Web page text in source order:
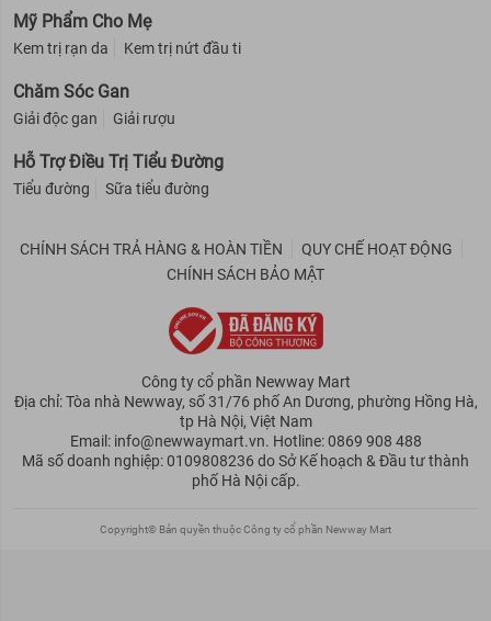
Mỹ Phẩm Cho Mẹ
Kem trị rạn da Kem trị nứt đầu ti
Chăm Sóc Gan
Giải độc gan Giải rượu
Hỗ Trợ Điều Trị Tiểu Đường
Tiểu đường Sữa tiểu đường
CHÍNH SÁCH TRẢ HÀNG & HOÀN TIỀN
QUY CHẾ HOẠT ĐỘNG
CHÍNH SÁCH BẢO MẬT
Công ty cổ phần Newway Mart
Địa chỉ: Tòa nhà Newway, số 31/76 phố An Dương, phường Hồng Hà,
tp Hà Nội, Việt Nam
Email: info@newwaymart.vn. Hotline: 0869 908 488
Mã số doanh nghiệp: 0109808236 do Sở Kế hoạch & Đầu tư thành
phố Hà Nội cấp.
Copyright© Bản quyền thuộc Công ty cổ phần Newway Mart